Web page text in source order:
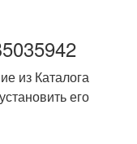
из Каталога
его